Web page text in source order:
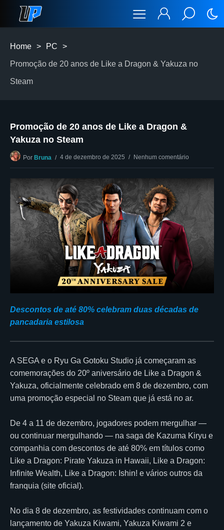
Home > PC >
Promoção de 20 anos de Like a Dragon & Yakuza no
Steam
Promoção de 20 anos de Like a Dragon &
Yakuza no Steam
Por Bruna 4 de dezembro de 2025 Nenhum comentário
Descontos de até 80% celebram duas décadas de
pancadaria estilosa
A SEGA e o Ryu Ga Gotoku Studio já começaram as
comemorações do 20º aniversário de Like a Dragon &
Yakuza, oficialmente celebrado em 8 de dezembro, com
uma promoção especial no Steam que já está no ar.
De 4 a 11 de dezembro, jogadores podem mergulhar —
ou continuar mergulhando — na saga de Kazuma Kiryu e
companhia com descontos de até 80% em títulos como
Like a Dragon: Pirate Yakuza in Hawaii, Like a Dragon:
Infinite Wealth, Like a Dragon: Ishin! e vários outros da
franquia (site oficial).
No dia 8 de dezembro, as festividades continuam com o
lançamento de Yakuza Kiwami, Yakuza Kiwami 2 e